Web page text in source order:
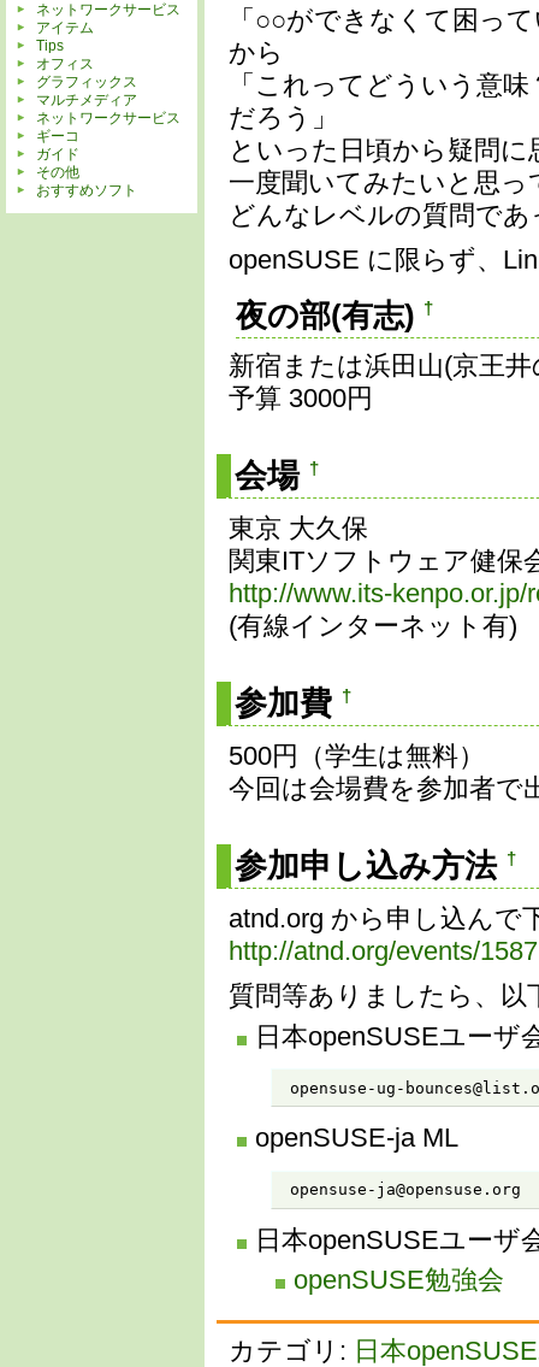
「○○ができなくて困っ
から
「これってどういう意
だろう」
といった日頃から疑問
一度聞いてみたいと思
どんなレベルの質問で
openSUSE に限らず、
夜の部(有志) †
新宿または浜田山(京王
予算 3000円
会場 †
東京 大久保
関東ITソフトウェア健保
http://www.its-
(有線インターネット有)
参加費 †
500円（学生は無料）
今回は会場費を参加者で
参加申し込み方法 †
atnd.org から申し込んで
http://atnd.org/events/
質問等ありましたら、
日本openSUSEユーザ
opensuse-ug-
openSUSE-ja ML
opensuse-ja@opensuse.org
日本openSUSEユーザ
openSUSE勉強会
カテゴリ: 日本
ネットワークサービス
アイテム
Tips
オフィス
グラフィックス
マルチメディア
ネットワークサービス
ギーコ
ガイド
その他
おすすめソフト